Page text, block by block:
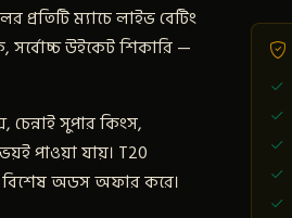
প্রতিটি ম্যাচে লাইভ বেটিং
সর্বোচ্চ উইকেট শিকারি —
সুপার কিংস,
পাওয়া যায়। T20
বিশেষ অডস অফার করে।